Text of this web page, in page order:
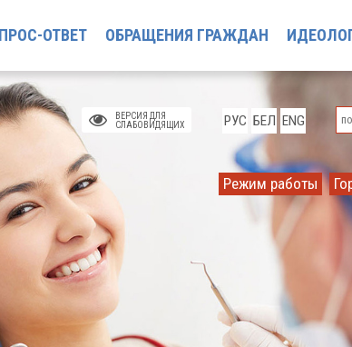
ОТВЕТ ОБРАЩЕНИЯ ГРАЖДАН
ВЕРСИЯ ДЛЯ
СЛАБОВИДЯЩИХ
РУС БЕЛ ENG
Режим работы